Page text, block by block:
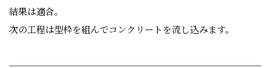
結果は適合。
次の工程は型枠を組んでコンクリートを流し込みます。